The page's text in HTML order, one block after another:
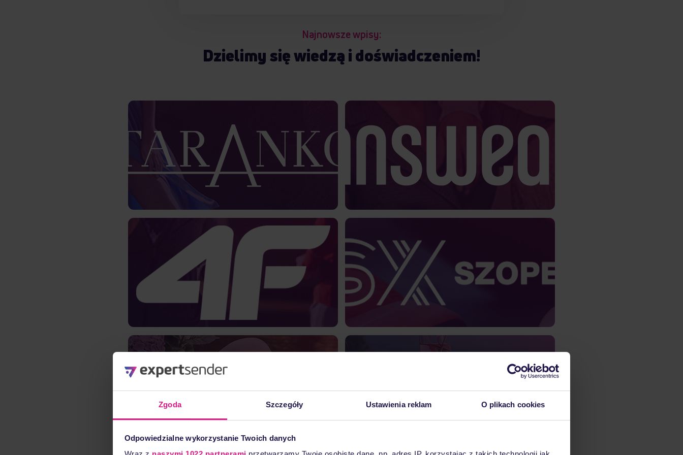
Zgoda Szczegóły Ustawienia reklam O plikach cookies
Odpowiedzialne wykorzystanie Twoich danych
Najnowsze wpisy:
Dzielimy się wiedzą i doświadczeniem!
W handlu internetowym równie ważne jak
bieżąca sprzedaż jest budowanie relacji z
klientem, zachęcanie go do powrotu i
dokonania kolejnego…
Czy pozyskiwanie nowych klientów jest jedynym
sposobem na utrzymywanie wysokich wyników
sprzedaży? Okazuje się, że obecnie kluczem do
zapewnienia stałego…
4F
Jak znana sportowa marka osiągnęła 12-krotny
zwrot z inwestycji dzięki automatyzacji e-mail
marketingu?
Jak polski eCommerce zwiększył open rate
wiadomości e-mail o 64% dzięki platformie do
automatyzacji marketingu ExpertSender.
Venezia - sklep internetowy
Dowiedz się, jak sklep internetowy venezia.pl
odzyskanym koszykom i inteligentnym
rekomendacjom produktów.
100 tys.
12%
konwersji
16x
z
Czytaj więcej
Serwis nocowanie.pl
Dowiedz się jak serwis nocowanie.pl podniósł
ramach działań Marketing Automation.